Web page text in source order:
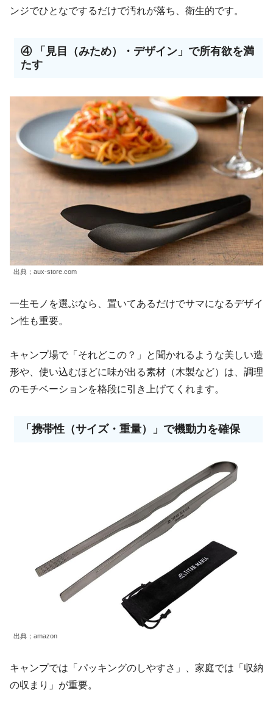
ンジでひとなでするだけで汚れが落ち、衛生的です。
④ 「見目（みため）・デザイン」で所有欲を満
たす
出典；aux-store.com
一生モノを選ぶなら、置いてあるだけでサマになるデザイ
ン性も重要。
キャンプ場で「それどこの？」と聞かれるような美しい造
形や、使い込むほどに味が出る素材（木製など）は、調理
のモチベーションを格段に引き上げてくれます。
「携帯性（サイズ・重量）」で機動力を確保
出典；amazon
キャンプでは「パッキングのしやすさ」、家庭では「収納
の収まり」が重要。